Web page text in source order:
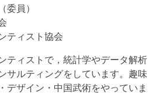
員）
ィスト協会
ティストで，統計学やデータ解析
サルティングをしています。趣味
デザイン・中国武術をやっていま